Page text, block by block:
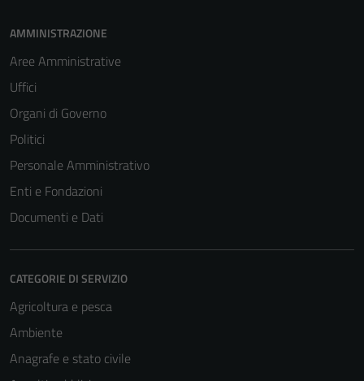
AMMINISTRAZIONE
Aree Amministrative
Uffici
Organi di Governo
Politici
Personale Amministrativo
Enti e Fondazioni
Documenti e Dati
CATEGORIE DI SERVIZIO
Agricoltura e pesca
Ambiente
Anagrafe e stato civile